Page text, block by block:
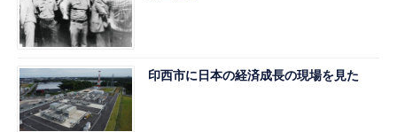
印西市に日本の経済成長の現場を見た